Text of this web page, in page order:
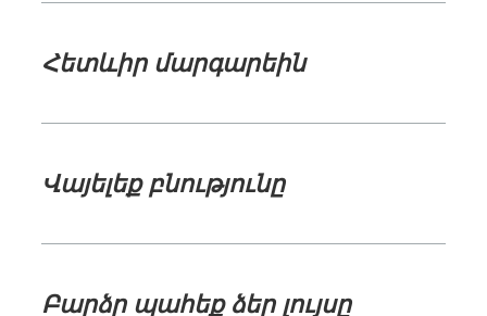
Հետևիր մարգարեին
Վայելեք ​բնությունը
Բարձր պահեք ձեր ​լույսը